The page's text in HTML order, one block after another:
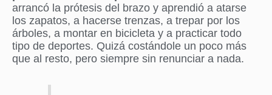
arrancó la prótesis del brazo y aprendió a atarse
los zapatos, a hacerse trenzas, a trepar por los
árboles, a montar en bicicleta y a practicar todo
tipo de deportes. Quizá costándole un poco más
que al resto, pero siempre sin renunciar a nada.